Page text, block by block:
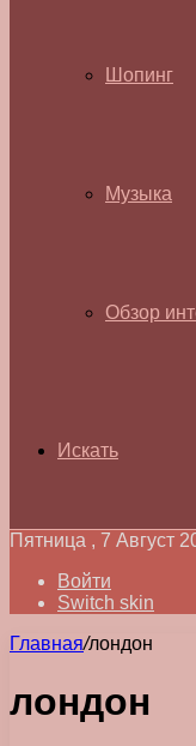
Шопинг
Музыка
Обзор
Искать
Пятница , 7 Август
Войти
Switch skin
Главная/лондон
лондон